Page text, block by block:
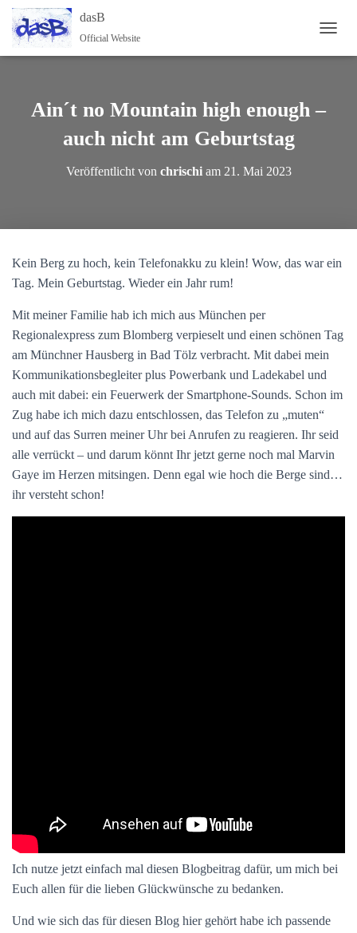
dasB
Official Website
Ain´t no Mountain high enough –
auch nicht am Geburtstag
Veröffentlicht von chrischiam 21. Mai 2023
Kein Berg zu hoch, kein Telefonakku zu klein! Wow, das war ein
Tag. Mein Geburtstag. Wieder ein Jahr rum!
Mit meiner Familie hab ich mich aus München per
Regionalexpress zum Blomberg verpieselt und einen schönen Tag
am Münchner Hausberg in Bad Tölz verbracht. Mit dabei mein
Kommunikationsbegleiter plus Powerbank und Ladekabel und
auch mit dabei: ein Feuerwerk der Smartphone-Sounds. Schon im
Zug habe ich mich dazu entschlossen, das Telefon zu „muten“
und auf das Surren meiner Uhr bei Anrufen zu reagieren. Ihr seid
alle verrückt – und darum könnt Ihr jetzt gerne noch mal Marvin
Gaye im Herzen mitsingen. Denn egal wie hoch die Berge sind…
ihr versteht schon!
Ich nutze jetzt einfach mal diesen Blogbeitrag dafür, um mich bei
Euch allen für die lieben Glückwünsche zu bedanken.
Und wie sich das für diesen Blog hier gehört habe ich passende